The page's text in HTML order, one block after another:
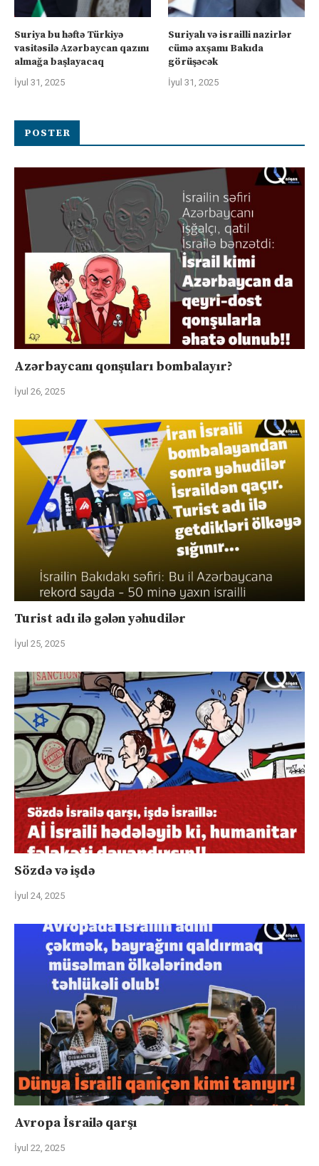
Suriya bu həftə Türkiyə
vasitəsilə Azərbaycan qazını
almağa başlayacaq
İyul 31, 2025
Suriyalı və israilli nazirlər
cümə axşamı Bakıda
görüşəcək
İyul 31, 2025
POSTER
Azərbaycanı qonşuları bombalayır?
İyul 26, 2025
Turist adı ilə gələn yəhudilər
İyul 25, 2025
Sözdə və işdə
İyul 24, 2025
Avropa İsrailə qarşı
İyul 22, 2025